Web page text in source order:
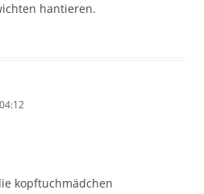
hantieren.
kopftuchmädchen